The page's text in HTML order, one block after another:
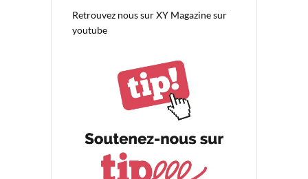
Retrouvez nous surXY Magazine sur
youtube